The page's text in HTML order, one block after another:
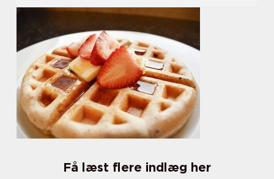
Få læst flere indlæg her